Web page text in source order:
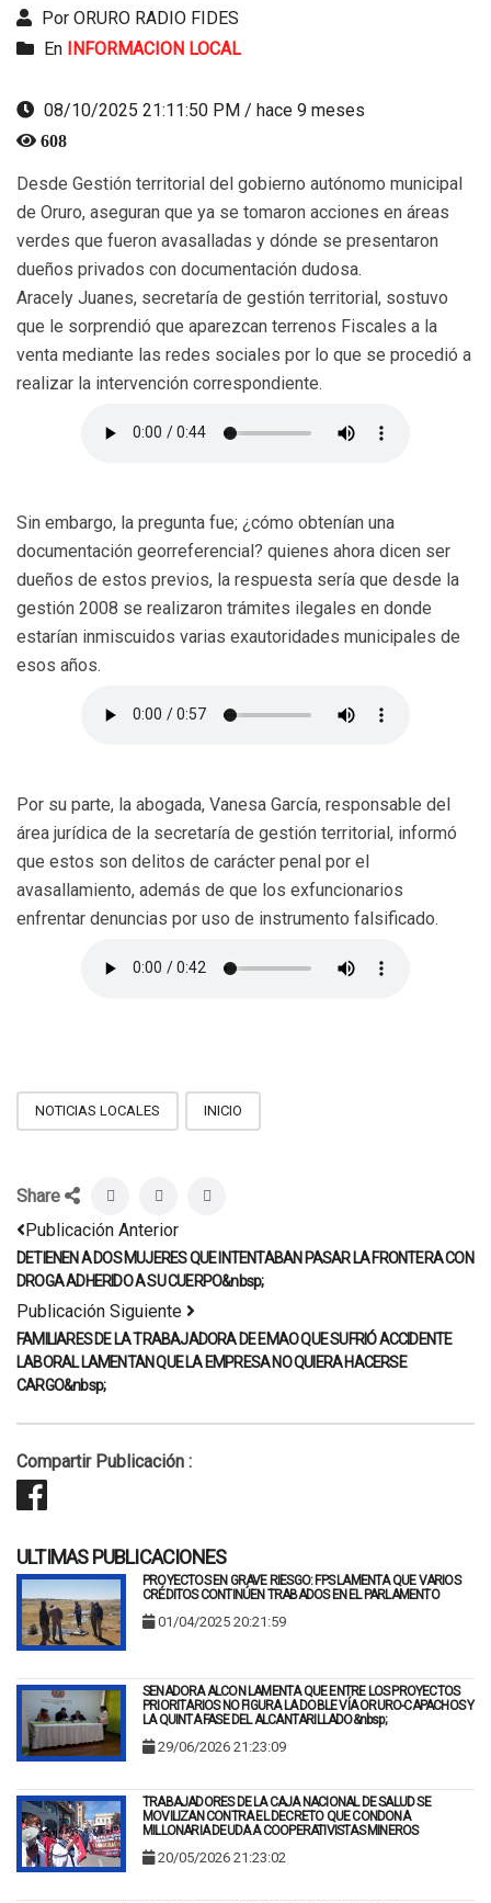
Por ORURO RADIO FIDES
En INFORMACION LOCAL
08/10/2025 21:11:50 PM / hace 9 meses
608
Desde Gestión territorial del gobierno autónomo municipal
de Oruro, aseguran que ya se tomaron acciones en áreas
verdes que fueron avasalladas y dónde se presentaron
dueños privados con documentación dudosa.
Aracely Juanes, secretaría de gestión territorial, sostuvo
que le sorprendió que aparezcan terrenos Fiscales a la
venta mediante las redes sociales por lo que se procedió a
realizar la intervención correspondiente.
Sin embargo, la pregunta fue; ¿cómo obtenían una
documentación georreferencial? quienes ahora dicen ser
dueños de estos previos, la respuesta sería que desde la
gestión 2008 se realizaron trámites ilegales en donde
estarían inmiscuidos varias exautoridades municipales de
esos años.
Por su parte, la abogada, Vanesa García, responsable del
área jurídica de la secretaría de gestión territorial, informó
que estos son delitos de carácter penal por el
avasallamiento, además de que los exfuncionarios
enfrentar denuncias por uso de instrumento falsificado.
NOTICIAS LOCALES INICIO
Share
Publicación Anterior
DETIENEN A DOS MUJERES QUE INTENTABAN PASAR LA FRONTERA CON
DROGA ADHERIDO A SU CUERPO&nbsp;
Publicación Siguiente
FAMILIARES DE LA TRABAJADORA DE EMAO QUE SUFRIÓ ACCIDENTE
LABORAL LAMENTAN QUE LA EMPRESA NO QUIERA HACERSE
CARGO&nbsp;
Compartir Publicación :
ULTIMAS PUBLICACIONES
PROYECTOS EN GRAVE RIESGO: FPS LAMENTA QUE VARIOS
CRÉDITOS CONTINÚEN TRABADOS EN EL PARLAMENTO
01/04/2025 20:21:59
SENADORA ALCON LAMENTA QUE ENTRE LOS PROYECTOS
PRIORITARIOS NO FIGURA LA DOBLE VÍA ORURO-CAPACHOS Y
LA QUINTA FASE DEL ALCANTARILLADO&nbsp;
29/06/2026 21:23:09
TRABAJADORES DE LA CAJA NACIONAL DE SALUD SE
MOVILIZAN CONTRA EL DECRETO QUE CONDONA
MILLONARIA DEUDA A COOPERATIVISTAS MINEROS
20/05/2026 21:23:02